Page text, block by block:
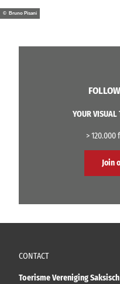
© Bruno Pisani
YOUR VISUAL
>
Join
CONTACT
Toerisme Vereniging